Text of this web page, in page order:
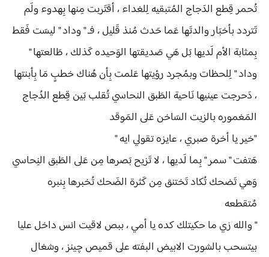
تُحمر قِطع الدَجاج المُتبقيه لِلغداء ، أقتَربت مِنها بِهدوء ولَم
تَتردد بأخبَار والدتَها عَما حَدث مُنذ قَليل ، فـ " وداد " ليسَت فَقط
بِمثابة الأم لَديها بَل هَي صَديقتها الوَحيده كَذلك ، طَالعتها "
وداد " لِلحظات وبمُجرد رؤيتها عَلمت بِأن هُناك خطبٍ مَا بِأبنتها
، دَحرجت عينيها نَاحية الطَبق النحاسي تُقلب بَين قِطع الدُجاج
المَغموره بالزيت السَاخن عَلى المَوقد
"خير يا أخرة صبري ، عايزه تقولي ايه "
هَتفت " سمر " بِما لَديها ، لا تَزيح بَصرها مِن عَلى الطَبق النِحاسي
وَهي تَضحك تُكاد تَختنق مِن كَثرة الضَحك تُخبرها بِنبره
مُتقطعه
" والله زي ما حكيتلك كده يا أمي ، ببص لاقيت انس داخل عليا
بيتسحب بالشورت الابيض البفته على قميص چينز ، وشغال